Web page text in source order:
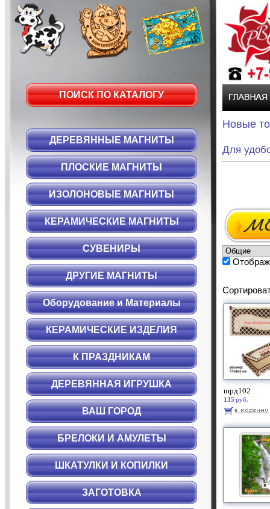
ПОИСК ПО КАТАЛОГУ
ДЕРЕВЯННЫЕ МАГНИТЫ
ПЛОСКИЕ МАГНИТЫ
ИЗОЛОНОВЫЕ МАГНИТЫ
КЕРАМИЧЕСКИЕ МАГНИТЫ
СУВЕНИРЫ
ДРУГИЕ МАГНИТЫ
Оборудование и Материалы
КЕРАМИЧЕСКИЕ ИЗДЕЛИЯ
К ПРАЗДНИКАМ
ДЕРЕВЯННАЯ ИГРУШКА
ВАШ ГОРОД
БРЕЛОКИ И АМУЛЕТЫ
ШКАТУЛКИ И КОПИЛКИ
ЗАГОТОВКА
Новые
Для
шрд102
135 руб.